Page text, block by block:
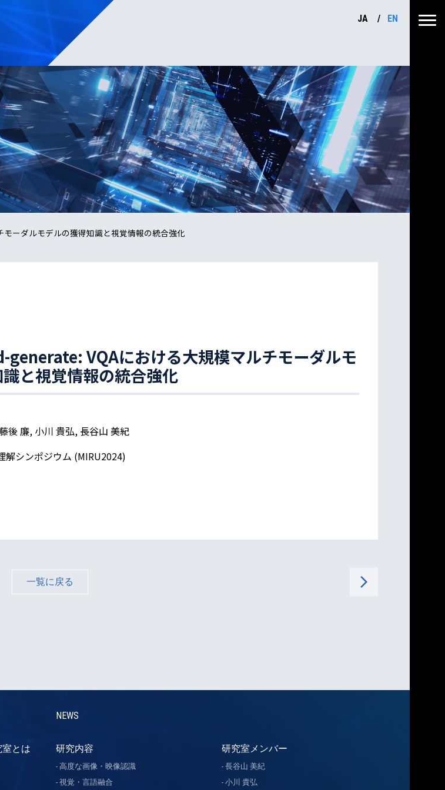
JA EN
ーダルモデルの獲得知識と視覚情報の統合強化
VQAにおける大規模マルチモーダルモ
と視覚情報の統合強化
後 廉, 小川 貴弘, 長谷山 美紀
解シンポジウム (MIRU2024)
一覧に戻る arrow_forward_ios
NEWS
室とは 研究内容
高度な画像・映像認識
視覚・言語融合
研究室メンバー
長谷山 美紀
小川 貴弘